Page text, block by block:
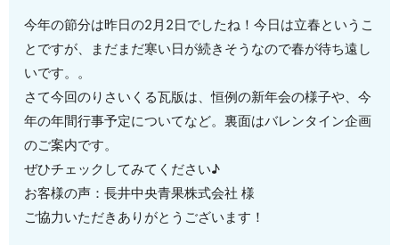
今年の節分は昨日の2月2日でしたね！今日は立春というこ
とですが、まだまだ寒い日が続きそうなので春が待ち遠し
いです。。
さて今回のりさいくる瓦版は、恒例の新年会の様子や、今
年の年間行事予定についてなど。裏面はバレンタイン企画
のご案内です。
ぜひチェックしてみてください♪
お客様の声：長井中央青果株式会社 様
ご協力いただきありがとうございます！